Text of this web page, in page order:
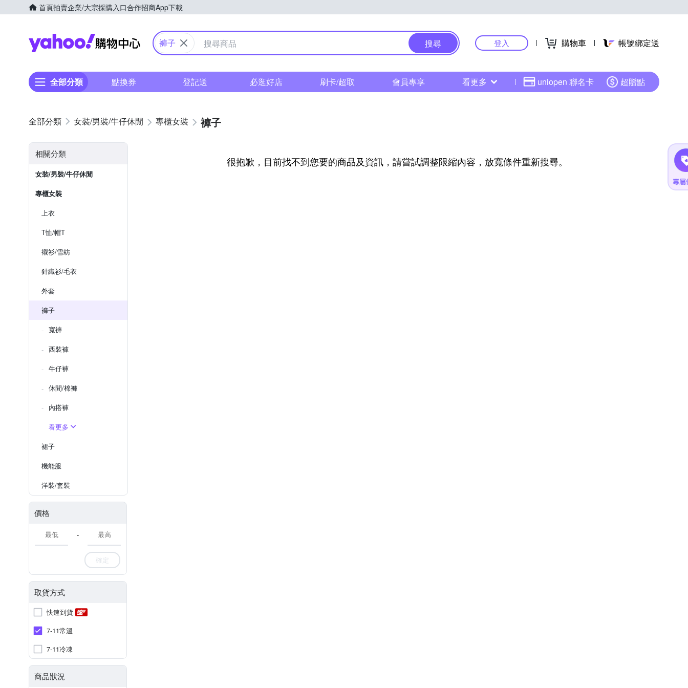
首頁拍賣企業/大宗採購入口合作招商App下載
Yahoo購物中心
褲子 搜尋 登入 購物車 帳號綁定送
全部分類 點換券 登記送 必逛好店 刷卡/超取 會員專享 看更多 uniopen 聯名卡 超贈點
女裝/男裝/牛仔休閒 專櫃女裝 褲子
相關分類
女裝/男裝/牛仔休閒
專櫃女裝
上衣
T恤/帽T
襯衫/雪紡
針織衫/毛衣
外套
褲子
寬褲
西裝褲
牛仔褲
休閒/棉褲
內搭褲
看更多
裙子
機能服
洋裝/套裝
價格
-
確定
取貨方式
快速到貨
7-11常溫
7-11冷凍
商品狀況
很抱歉，目前找不到您要的商品及資訊，請嘗試調整限縮內容，放寬條件重新搜尋。